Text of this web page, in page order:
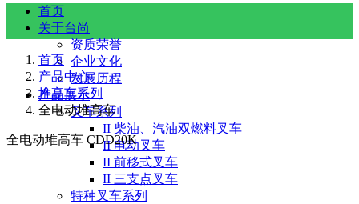
首页
关于台尚
资质荣誉
企业文化
发展历程
产品展示
叉车系列
II 柴油、汽油双燃料叉车
II 电动叉车
II 前移式叉车
II 三支点叉车
特种叉车系列
首页
产品中心
堆高车系列
全电动堆高车
全电动堆高车 CDD20K